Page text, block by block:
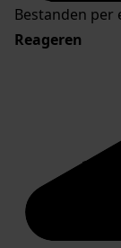
Bestanden per
Reageren